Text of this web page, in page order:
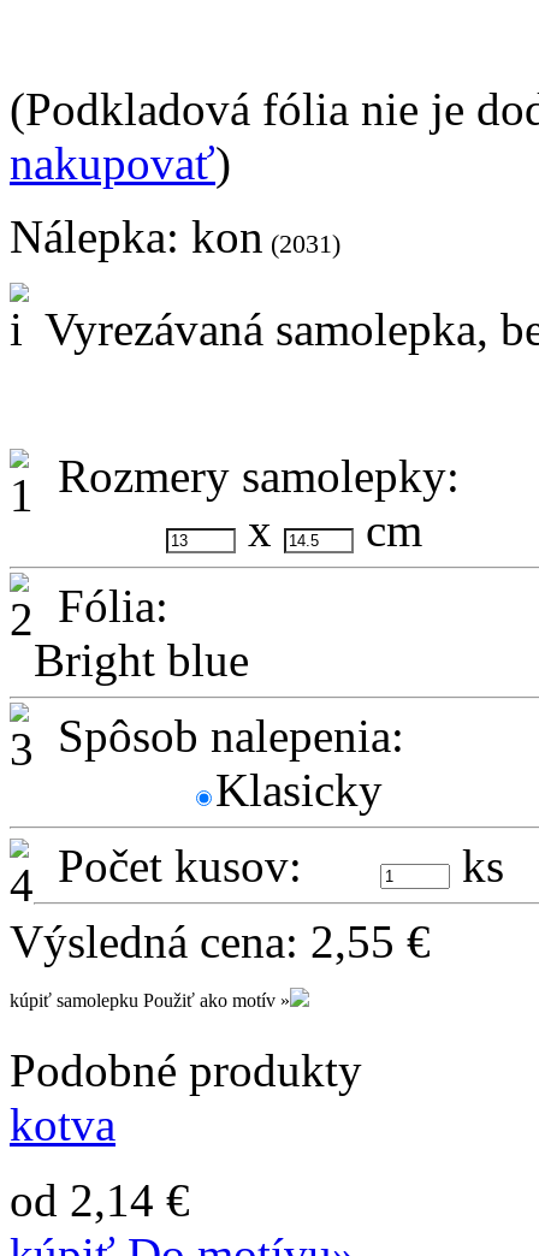
(Podkladová fólia nie je
nakupovať)
Nálepka: kon (2031)
Vyrezávaná samolepka,
Rozmery samolepky:
x
cm
Fólia:
Bright blue
Spôsob nalepenia:
Klasicky
Počet kusov:
ks
Výsledná cena: 2,55 €
kúpiť samolepku Použiť ako motív »
Podobné produkty
kotva
od 2,14 €